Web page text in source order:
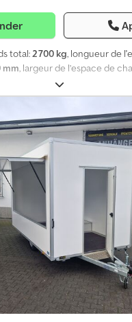
total:2 700 kg, longueur de
mm, largeur de l’espace de
de chargement:
De nombreux modèles
Achetez facilement
7 Possibilité de retirer vous-
faire livrer 😊 Le marché en
propose des
remorques en stock Plus de
permanente Exemple non
disponibles Facture avec TVA,
remorques depuis plus de 35
par téléphone pendant nos
au vendredi, ou 24 h/24 et 7
trailer-shop.de Copyright –
185 Crsdpfozphulex Aikof